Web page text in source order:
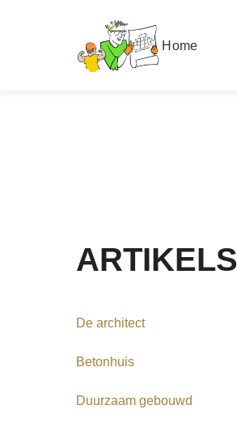
Home
ARTIKELS
De architect
Betonhuis
Duurzaam gebouwd